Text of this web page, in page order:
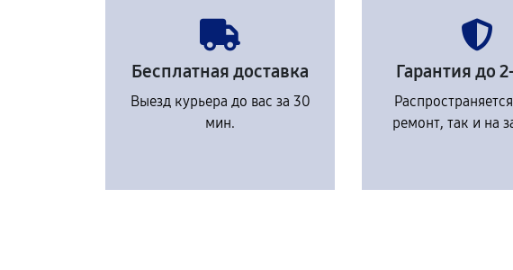
Бесплатная доставка
Выезд курьера до вас за 30
мин.
Гарантия до
ремонт, так и на